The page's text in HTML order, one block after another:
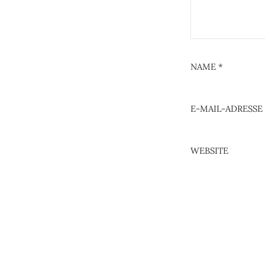
NAME *
E-MAIL-ADRESSE
WEBSITE